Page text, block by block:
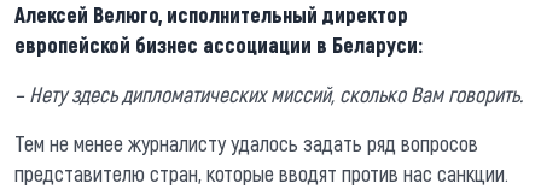
Алексей Велюго, исполнительный директор
европейской бизнес ассоциации в Беларуси:
– Нету здесь дипломатических миссий, сколько Вам говорить.
Тем не менее журналисту удалось задать ряд вопросов
представителю стран, которые вводят против нас санкции.